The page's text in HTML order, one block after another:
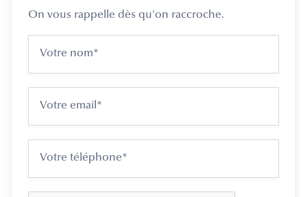
On vous rappelle dès qu'on raccroche.